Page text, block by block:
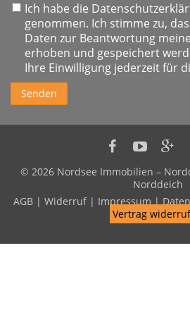
Ich habe die
genommen. Ich stimme zu,
Daten zur Beantwortung
erhoben und gespeichert
Ihre Einwilligung jederzeit für
Senden
Nordsee
auf
Facebook
auf auf
© 2026 Nordsee Immobilien –
Norddeich
AGB | Widerruf| Impressum |
Vertrag